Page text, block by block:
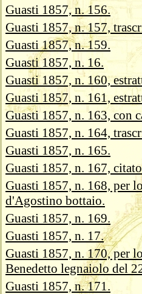
Guasti 1857, n. 156.
Guasti 1857, n. 157,
Guasti 1857, n. 159.
Guasti 1857, n. 16.
Guasti 1857, n. 160,
Guasti 1857, n. 161,
Guasti 1857, n. 163, con
Guasti 1857, n. 164,
Guasti 1857, n. 165.
Guasti 1857, n. 167,
Guasti 1857, n. 168, per
d'Agostino bottaio.
Guasti 1857, n. 169.
Guasti 1857, n. 17.
Guasti 1857, n. 170, per
Benedetto legnaiolo del
Guasti 1857, n. 171.